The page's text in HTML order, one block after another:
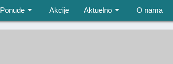
Ponude Akcije Aktuelno O nama